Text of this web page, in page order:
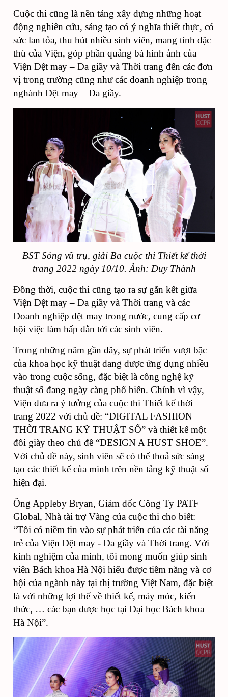
Cuộc thi cũng là nền tảng xây dựng những hoạt
động nghiên cứu, sáng tạo có ý nghĩa thiết thực, có
sức lan tỏa, thu hút nhiều sinh viên, mang tính đặc
thù của Viện, góp phần quảng bá hình ảnh của
Viện Dệt may – Da giầy và Thời trang đến các đơn
vị trong trường cũng như các doanh nghiệp trong
nghành Dệt may – Da giầy.
BST Sóng vũ trụ, giải Ba cuộc thi Thiết kế thời
trang 2022 ngày 10/10. Ảnh: Duy Thành
Đồng thời, cuộc thi cũng tạo ra sự gắn kết giữa
Viện Dệt may – Da giầy và Thời trang và các
Doanh nghiệp dệt may trong nước, cung cấp cơ
hội việc làm hấp dẫn tới các sinh viên.
Trong những năm gần đây, sự phát triển vượt bậc
của khoa học kỹ thuật đang được ứng dụng nhiều
vào trong cuộc sống, đặc biệt là công nghệ kỹ
thuật số đang ngày càng phổ biến. Chính vì vậy,
Viện đưa ra ý tưởng của cuộc thi Thiết kế thời
trang 2022 với chủ đề: “DIGITAL FASHION –
THỜI TRANG KỸ THUẬT SỐ” và thiết kế một
đôi giày theo chủ đề “DESIGN A HUST SHOE”.
Với chủ đề này, sinh viên sẽ có thể thoả sức sáng
tạo các thiết kế của mình trên nền tảng kỹ thuật số
hiện đại.
Ông Appleby Bryan, Giám đốc Công Ty PATF
Global, Nhà tài trợ Vàng của cuộc thi cho biết:
“Tôi có niềm tin vào sự phát triển của các tài năng
trẻ của Viện Dệt may - Da giầy và Thời trang. Với
kinh nghiệm của mình, tôi mong muốn giúp sinh
viên Bách khoa Hà Nội hiểu được tiềm năng và cơ
hội của ngành này tại thị trường Việt Nam, đặc biệt
là với những lợi thế về thiết kế, máy móc, kiến
thức, … các bạn được học tại Đại học Bách khoa
Hà Nội”.